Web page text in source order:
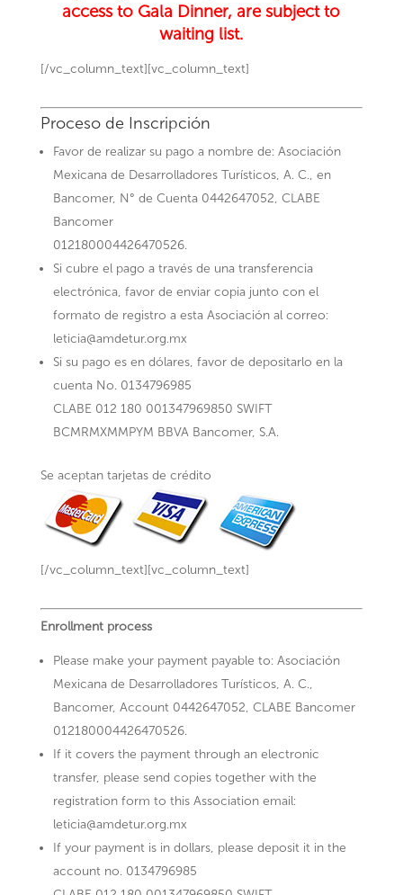
access to Gala Dinner, are subject to
waiting list.
[/vc_column_text][vc_column_text]
Proceso de Inscripción
Favor de realizar su pago a nombre de: Asociación
Mexicana de Desarrolladores Turísticos, A. C., en
Bancomer, N° de Cuenta 0442647052, CLABE
Bancomer
012180004426470526.
Si cubre el pago a través de una transferencia
electrónica, favor de enviar copia junto con el
formato de registro a esta Asociación al correo:
leticia@amdetur.org.mx
Si su pago es en dólares, favor de depositarlo en la
cuenta No. 0134796985
CLABE 012 180 001347969850 SWIFT
BCMRMXMMPYM BBVA Bancomer, S.A.
Se aceptan tarjetas de crédito
[/vc_column_text][vc_column_text]
Enrollment process
Please make your payment payable to: Asociación
Mexicana de Desarrolladores Turísticos, A. C.,
Bancomer, Account 0442647052, CLABE Bancomer
012180004426470526.
If it covers the payment through an electronic
transfer, please send copies together with the
registration form to this Association email:
leticia@amdetur.org.mx
If your payment is in dollars, please deposit it in the
account no. 0134796985